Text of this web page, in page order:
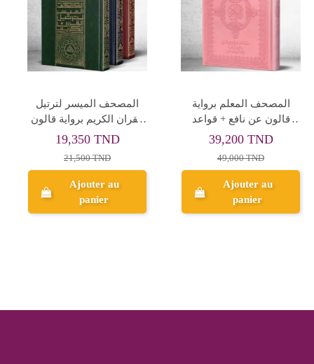
دليل جاد لحفظ القران -
جواهر الحبيبي
27,000 TND
30,000 TND
Ajouter au
panier
تفسير الجلالين لدار ابن
كثير مع أسباب النزول
66,000 TND
Ajouter au
panier